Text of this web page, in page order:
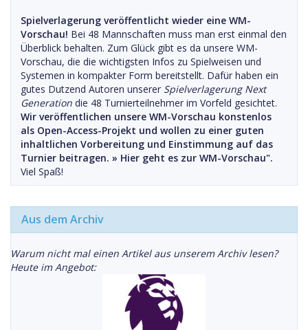
Spielverlagerung veröffentlicht wieder eine WM-
Vorschau! Bei 48 Mannschaften muss man erst einmal den
Überblick behalten. Zum Glück gibt es da unsere WM-
Vorschau, die die wichtigsten Infos zu Spielweisen und
Systemen in kompakter Form bereitstellt. Dafür haben ein
gutes Dutzend Autoren unserer Spielverlagerung Next
Generation die 48 Turnierteilnehmer im Vorfeld gesichtet.
Wir veröffentlichen unsere WM-Vorschau konstenlos
als Open-Access-Projekt und wollen zu einer guten
inhaltlichen Vorbereitung und Einstimmung auf das
Turnier beitragen. » Hier geht es zur WM-Vorschau".
Viel Spaß!
Aus dem Archiv
Warum nicht mal einen Artikel aus unserem Archiv lesen?
Heute im Angebot: